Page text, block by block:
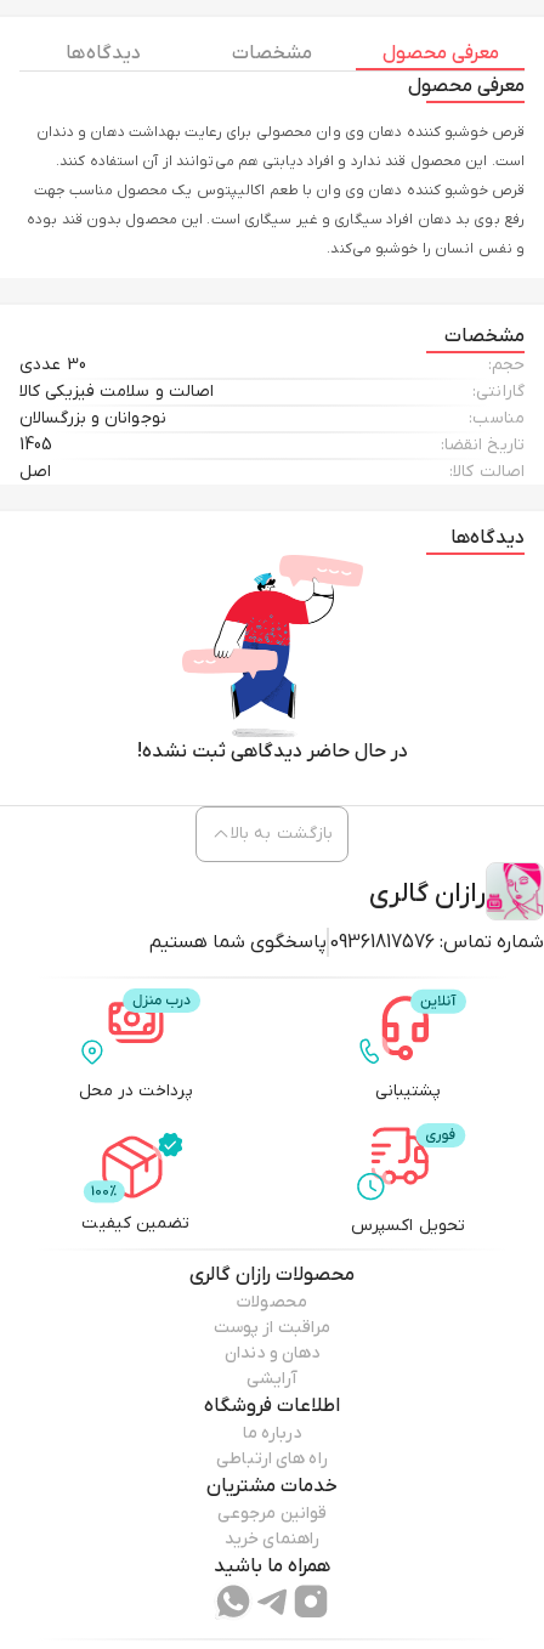
معرفی محصول مشخصات
دیدگاه ها
معرفی محصول
قرص خوشبو کننده دهان وی وان محصولی برای رعایت بهداشت دهان و دندان
است. این محصول قند ندارد و افراد دیابتی هم می‌توانند از آن استفاده کنند.
قرص خوشبو کننده دهان وی وان با طعم اکالیپتوس یک محصول مناسب جهت
رفع بوی بد دهان افراد سیگاری و غیر سیگاری است. این محصول بدون قند بوده
و نفس انسان را خوشبو می‌کند.
مشخصات
حجم:
30 عددی
گارانتی:
اصالت و سلامت فیزیکی کالا
مناسب:
نوجوانان و بزرگسالان
تاریخ انقضا:
1405
اصالت کالا:
اصل
دیدگاه‌ها
در حال حاضر دیدگاهی ثبت نشده!
رازان گالری
شماره تماس: 09361817576 پاسخگوی شما هستیم
بازگشت به بالا
پشتیبانی پرداخت در محل
تحویل اکسپرس تضمین کیفیت
محصولات رازان گالری
محصولات
مراقبت از پوست
دهان و دندان
آرایشی
اطلاعات فروشگاه
درباره ما
راه های ارتباطی
خدمات مشتریان
قوانین مرجوعی
راهنمای خرید
همراه ما باشید